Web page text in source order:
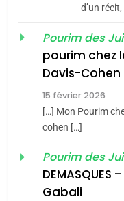
d’un
Pourim des
pourim chez
Davis-Cohen
15 février 2026
[…] Mon Pourim
cohen […]
Pourim des
DEMASQUES
Gabali